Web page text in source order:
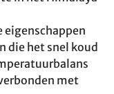
die het snel koud
met